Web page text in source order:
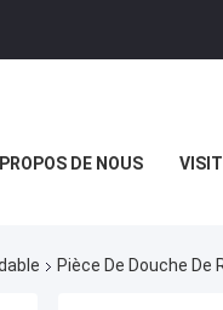
DE NOUS
Pièce De Douche